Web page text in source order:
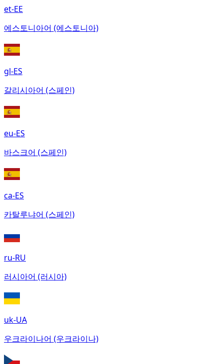
et-EE
에스토니아어 (에스토니아)
gl-ES
갈리시아어 (스페인)
eu-ES
바스크어 (스페인)
ca-ES
카탈루냐어 (스페인)
ru-RU
러시아어 (러시아)
uk-UA
우크라이나어 (우크라이나)